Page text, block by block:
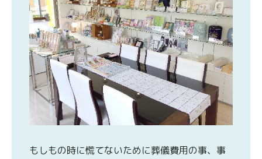
もしもの時に慌てないために葬儀費用の事、事